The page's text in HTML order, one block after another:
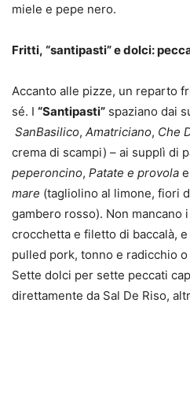
miele e pepe nero.
Fritti, “santipasti” e dolci:
Accanto alle pizze, un reparto
sé. I “Santipasti” spaziano dai
SanBasilico, Amatriciano, Che
crema di scampi) – ai supplì di
peperoncino, Patate e provola e
mare (tagliolino al limone, fiori
gambero rosso). Non mancano i
crocchetta e filetto di baccalà, e
pulled pork, tonno e radicchio
Sette dolci per sette peccati
direttamente da Sal De Riso,